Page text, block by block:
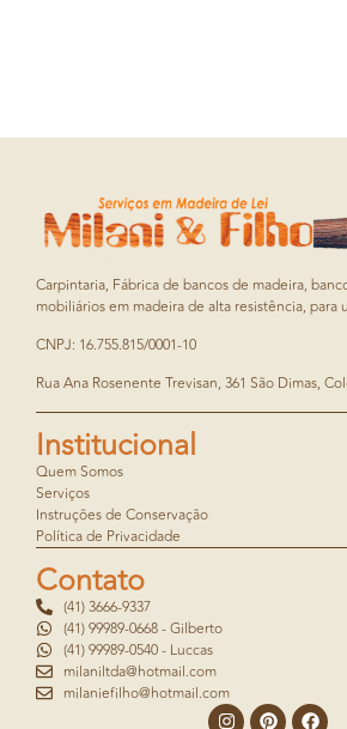
Carpintaria, Fábrica de bancos de madeira,
mobiliários em madeira de alta resistência, para
CNPJ: 16.755.815/0001-10
Rua Ana Rosenente Trevisan, 361 São Dimas,
Institucional
Quem Somos
Serviços
Instruções de Conservação
Política de Privacidade
Contato
(41) 3666-9337
(41) 99989-0668 - Gilberto
(41) 99989-0540 - Luccas
milaniltda@hotmail.com
milaniefilho@hotmail.com